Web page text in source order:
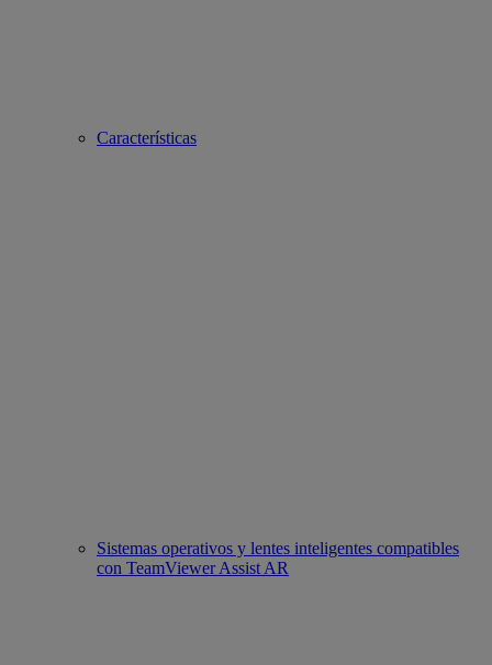
Características
Sistemas operativos y lentes inteligentes compatibles
con TeamViewer Assist AR